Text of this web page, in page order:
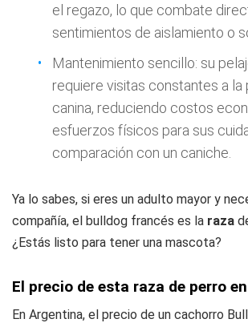
el regazo, lo que combate
sentimientos de aislamiento o
Mantenimiento sencillo: su
requiere visitas constantes a la
canina, reduciendo costos
esfuerzos físicos para sus
comparación con un caniche.
Ya lo sabes, si eres un adulto mayor y
compañía, el bulldog francés es la raza
¿Estás listo para tener una mascota?
El precio de esta raza de perro
En Argentina, el precio de un cachorro